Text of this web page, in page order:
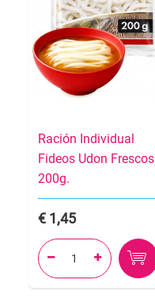
Ración Individual
Fideos Udon Frescos
200g.
1,45
 